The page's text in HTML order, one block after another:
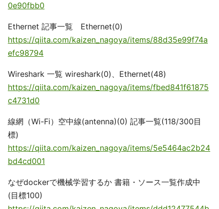
0e90fbb0
Ethernet 記事一覧 Ethernet(0)
https://qiita.com/kaizen_nagoya/items/88d35e99f74a
efc98794
Wireshark 一覧 wireshark(0)、Ethernet(48)
https://qiita.com/kaizen_nagoya/items/fbed841f61875
c4731d0
線網（Wi-Fi）空中線(antenna)(0) 記事一覧(118/300目
標)
https://qiita.com/kaizen_nagoya/items/5e5464ac2b24
bd4cd001
なぜdockerで機械学習するか 書籍・ソース一覧作成中
(目標100)